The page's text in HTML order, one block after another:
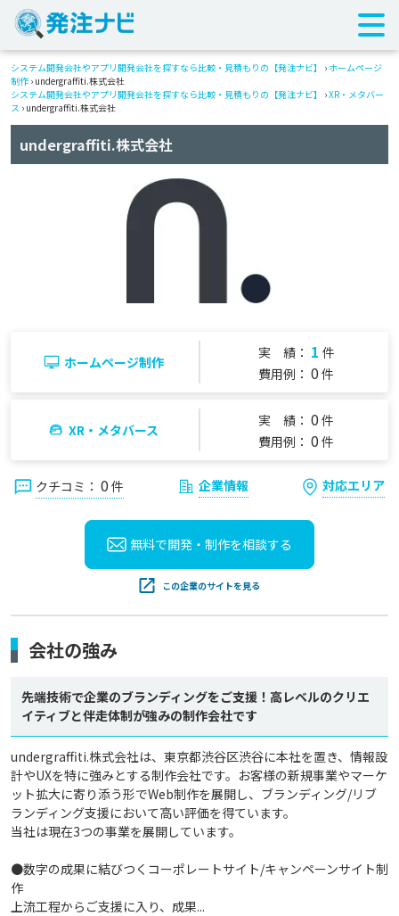
システム開発会社やアプリ開発会社を探すなら比較・見積もりの【発注ナビ】 › ホームページ
制作 › undergraffiti.株式会社
システム開発会社やアプリ開発会社を探すなら比較・見積もりの【発注ナビ】
›XR・メタバー
ス › undergraffiti.株式会社
undergraffiti.株式会社
ホームページ制作
実 績： 1 件
費用例： 0 件
XR・メタバース
実 績： 0 件
費用例： 0 件
クチコミ： 0 件 企業情報 対応エリア
無料で開発・制作を相談する
この企業のサイトを見る
会社の強み
先端技術で企業のブランディングをご支援！高レベルのクリエ
イティブと伴走体制が強みの制作会社です
undergraffiti.株式会社は、東京都渋谷区渋谷に本社を置き、情報設
計やUXを特に強みとする制作会社です。お客様の新規事業やマーケ
ット拡大に寄り添う形でWeb制作を展開し、ブランディング/リブ
ランディング支援において高い評価を得ています。
当社は現在3つの事業を展開しています。
●数字の成果に結びつくコーポレートサイト/キャンペーンサイト制
作
上流工程からご支援に入り、成果...